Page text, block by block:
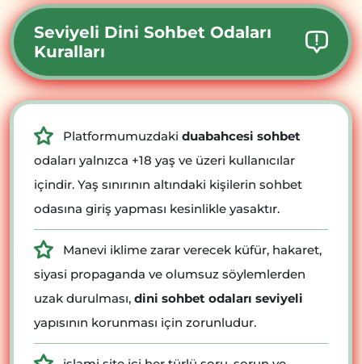
Seviyeli Dini Sohbet Odaları
Kuralları
Platformumuzdaki duabahcesi sohbet
odaları yalnızca +18 yaş ve üzeri kullanıcılar
içindir. Yaş sınırının altındaki kişilerin sohbet
odasına giriş yapması kesinlikle yasaktır.
Manevi iklime zarar verecek küfür, hakaret,
siyasi propaganda ve olumsuz söylemlerden
uzak durulması, dini sohbet odaları seviyeli
yapısının korunması için zorunludur.